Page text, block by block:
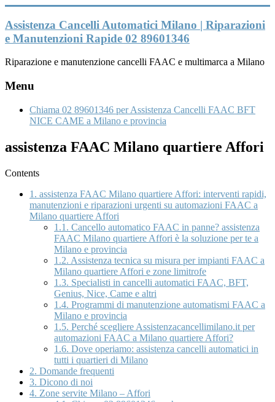
al
contenuto
Assistenza Cancelli Automatici Milano | Riparazioni
e Manutenzioni Rapide 02 89601346
Riparazione e manutenzione cancelli FAAC e multimarca a Milano
Menu
Chiama 02 89601346 per Assistenza Cancelli FAAC BFT
NICE CAME a Milano e provincia
assistenza FAAC Milano quartiere Affori
Contents
1. assistenza FAAC Milano quartiere Affori: interventi rapidi,
manutenzioni e riparazioni urgenti su automazioni FAAC a
Milano quartiere Affori
1.1. Cancello automatico FAAC in panne? assistenza
FAAC Milano quartiere Affori è la soluzione per te a
Milano e provincia
1.2. Assistenza tecnica su misura per impianti FAAC a
Milano quartiere Affori e zone limitrofe
1.3. Specialisti in cancelli automatici FAAC, BFT,
Genius, Nice, Came e altri
1.4. Programmi di manutenzione automatismi FAAC a
Milano e provincia
1.5. Perché scegliere Assistenzacancellimilano.it per
automazioni FAAC a Milano quartiere Affori?
1.6. Dove operiamo: assistenza cancelli automatici in
tutti i quartieri di Milano
2. Domande frequenti
3. Dicono di noi
4. Zone servite Milano – Affori